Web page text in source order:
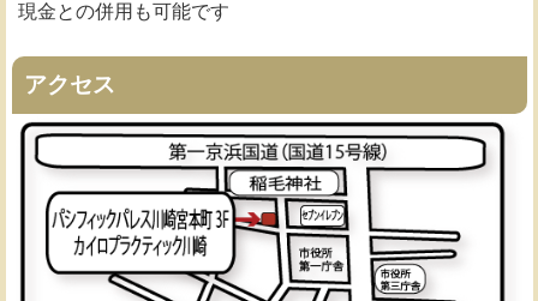
現金との併用も可能です
アクセス